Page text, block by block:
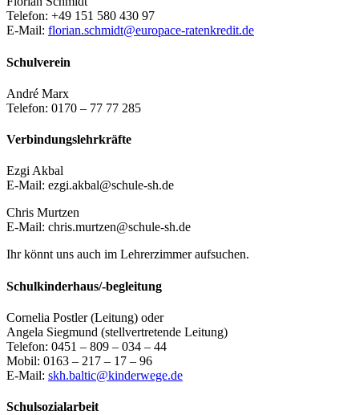
Telefon: +49 151 580 430 97
E-Mail: florian.schmidt@europace-ratenkredit.de
Schulverein
André Marx
Telefon: 0170 – 77 77 285
Verbindungslehrkräfte
Ezgi Akbal
E-Mail: ezgi.akbal@schule-sh.de
Chris Murtzen
E-Mail: chris.murtzen@schule-sh.de
Ihr könnt uns auch im Lehrerzimmer aufsuchen.
Schulkinderhaus/-begleitung
Cornelia Postler (Leitung) oder
Angela Siegmund (stellvertretende Leitung)
Telefon: 0451 – 809 – 034 – 44
Mobil: 0163 – 217 – 17 – 96
E-Mail: skh.baltic@kinderwege.de
Schulsozialarbeit